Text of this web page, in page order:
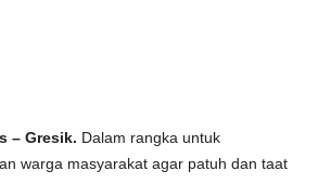
– Gresik. Dalam rangka untuk
warga masyarakat agar patuh dan taat